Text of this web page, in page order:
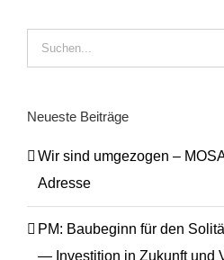
Suche
nach:
Neueste Beiträge
Wir sind umgezogen –
Adresse
PM: Baubeginn für den
— Investition in Zukunft und